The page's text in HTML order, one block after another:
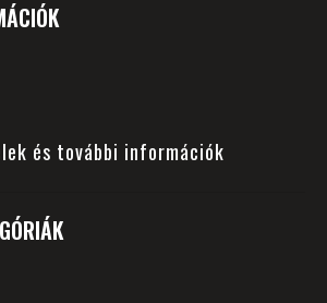
és további információk